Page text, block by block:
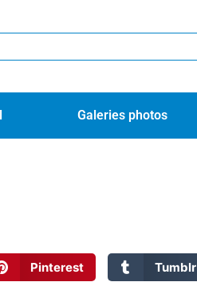
Galeries photos
Pinterest Tumblr